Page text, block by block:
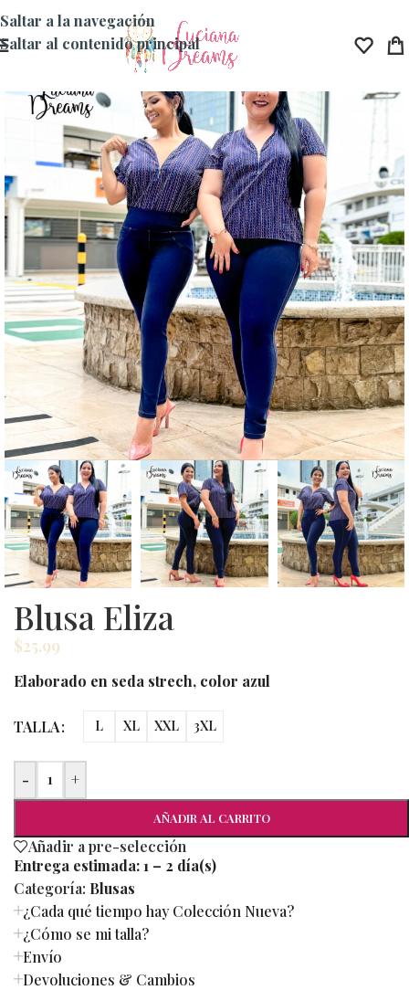
Saltar a la navegación
Saltar al contenido principal
Blusa Eliza
$25.99
Elaborado en seda strech, color azul
TALLA L XL XXL 3XL
- +
AÑADIR AL CARRITO
Añadir a pre-selección
Entrega estimada:1 – 2 día(s)
Categoría: Blusas
¿Cada qué tiempo hay Colección Nueva?
¿Cómo se mi talla?
Envío
Devoluciones & Cambios